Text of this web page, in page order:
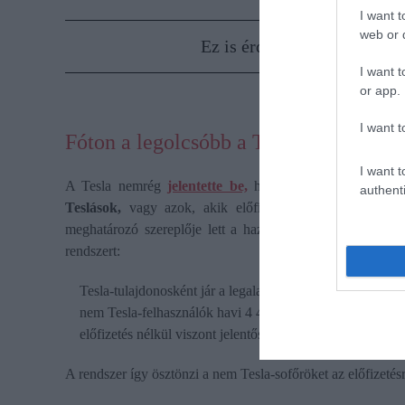
I want
web or
I want
or app.
I want
I want
Ez is érdekelhet! Új,
Fóton a legolcsóbb a Teslák töltése
A Tesla nemrég jelentette be, hogy ,
Teslások, vagy azok, akik előfizettek a
meghatározó szereplője lett a hazai elektromosautó-
rendszert:
Tesla-tulajdonosként jár a legalacsonyabb díj,
nem Tesla-felhasználók havi 4 400 Ft-os előfizetéssel
előfizetés nélkül viszont jelentősen drágább a töltés.
A rendszer így ösztönzi a nem Tesla-sofőröket az